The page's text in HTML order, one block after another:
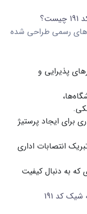
رسمی طراحی شده
پذیرایی و
برای ایجاد پرستیژ
انتصابات اداری
که به دنبال کیفیت
کد 191